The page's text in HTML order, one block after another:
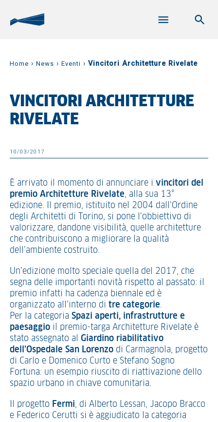
Home › News › Eventi › Vincitori Architetture Rivelate
VINCITORI ARCHITETTURE
RIVELATE
10/03/2017
È arrivato il momento di annunciare i vincitori del
premio Architetture Rivelate, alla sua 13°
edizione. Il premio, istituito nel 2004 dall’Ordine
degli Architetti di Torino, si pone l’obbiettivo di
valorizzare, dandone visibilità, quelle architetture
che contribuiscono a migliorare la qualità
dell’ambiente costruito.
Un’edizione molto speciale quella del 2017, che
segna delle importanti novità rispetto al passato: il
premio infatti ha cadenza biennale ed è
organizzato all’interno di tre categorie.
Per la categoria Spazi aperti, infrastrutture e
paesaggio il premio-targa Architetture Rivelate è
stato assegnato al Giardino riabilitativo
dell’Ospedale San Lorenzo di Carmagnola, progetto
di Carlo e Domenico Curto e Stefano Sogno
Fortuna: un esempio riuscito di riattivazione dello
spazio urbano in chiave comunitaria.
Il progetto Fermi, di Alberto Lessan, Jacopo Bracco
e Federico Cerutti si è aggiudicato la categoria